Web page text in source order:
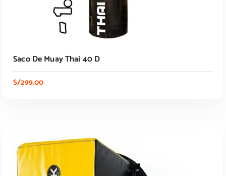
Saco De Muay Thai 40 D
S/299.00